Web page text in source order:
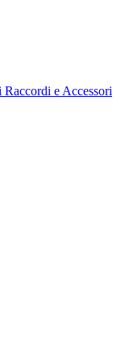
Raccordi e Accessori